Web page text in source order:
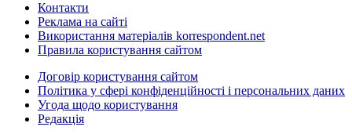
Контакти
Реклама на сайті
Використання матеріалів korrespondent.net
Правила користування сайтом
Договір користування сайтом
Політика у сфері конфіденційності і персональних даних
Угода щодо користування
Редакція